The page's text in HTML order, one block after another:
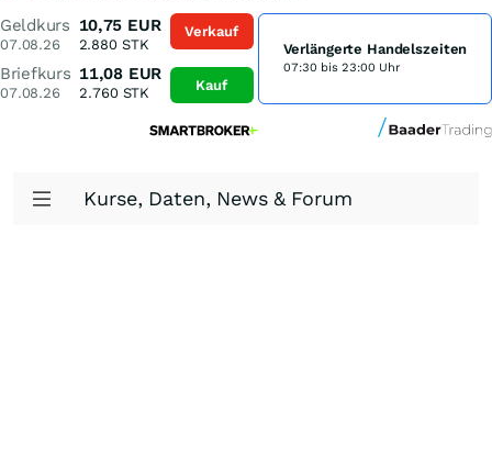
Geldkurs
07.08.26
10,75 EUR
2.880STK
Briefkurs
07.08.26
11,08 EUR
2.760STK
Verkauf
Kauf
Verlängerte Handelszeiten
07:30 bis 23:00 Uhr
Kurse, Daten, News & Forum